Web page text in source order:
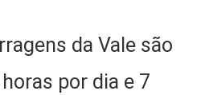
da Vale são
por dia e 7